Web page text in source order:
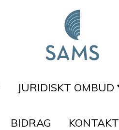
JURIDISKT OMBUD
BIDRAG KONTAKT